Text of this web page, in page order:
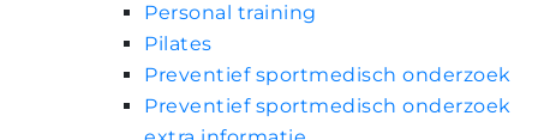
Personal training
Pilates
Preventief sportmedisch onderzoek
Preventief sportmedisch onderzoek